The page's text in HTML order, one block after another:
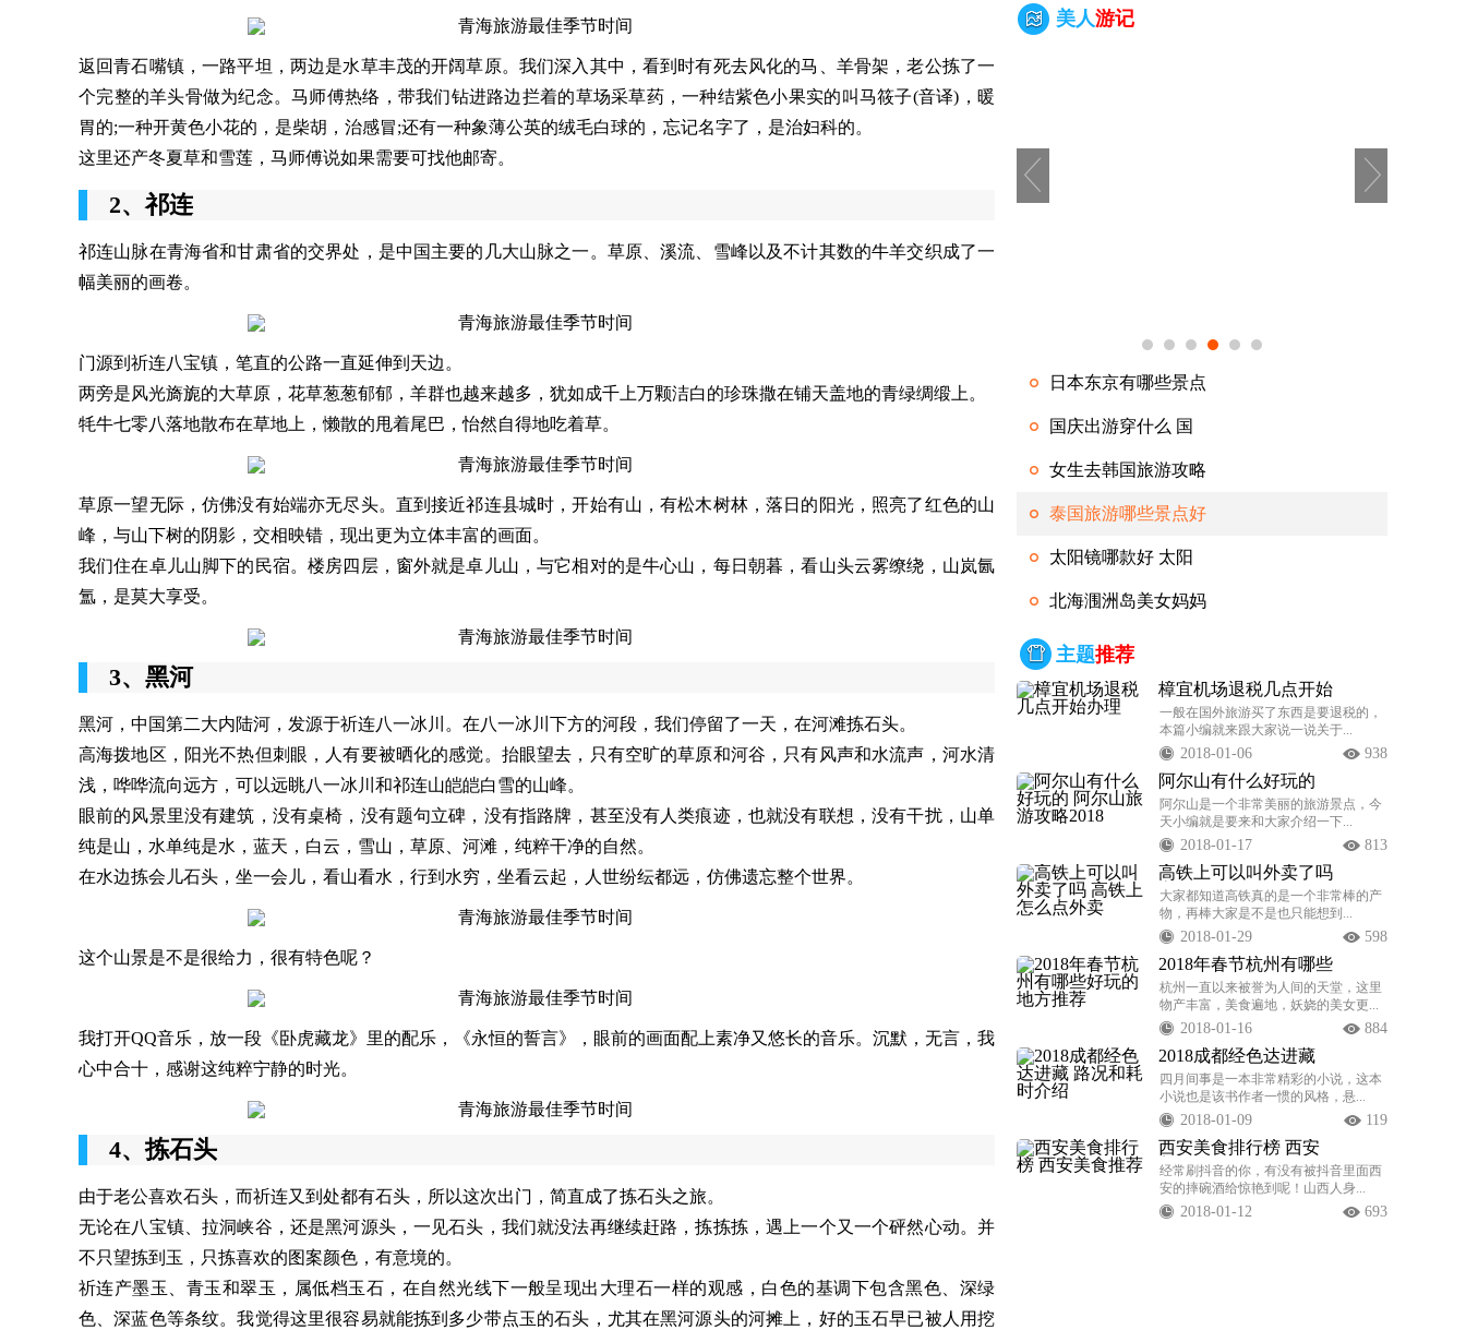
返回青石嘴镇，一路平坦，两边是水草丰茂的开阔草原。我们深入其中，看到时有死去风化的马、羊骨架，老公拣了一
个完整的羊头骨做为纪念。马师傅热络，带我们钻进路边拦着的草场采草药，一种结紫色小果实的叫马筱子(音译)，暖
胃的;一种开黄色小花的，是柴胡，治感冒;还有一种象薄公英的绒毛白球的，忘记名字了，是治妇科的。
这里还产冬夏草和雪莲，马师傅说如果需要可找他邮寄。
2、祁连
祁连山脉在青海省和甘肃省的交界处，是中国主要的几大山脉之一。草原、溪流、雪峰以及不计其数的牛羊交织成了一
幅美丽的画卷。
门源到祈连八宝镇，笔直的公路一直延伸到天边。
两旁是风光旖旎的大草原，花草葱葱郁郁，羊群也越来越多，犹如成千上万颗洁白的珍珠撒在铺天盖地的青绿绸缎上。
牦牛七零八落地散布在草地上，懒散的甩着尾巴，怡然自得地吃着草。
草原一望无际，仿佛没有始端亦无尽头。直到接近祁连县城时，开始有山，有松木树林，落日的阳光，照亮了红色的山
峰，与山下树的阴影，交相映错，现出更为立体丰富的画面。
我们住在卓儿山脚下的民宿。楼房四层，窗外就是卓儿山，与它相对的是牛心山，每日朝暮，看山头云雾缭绕，山岚氤
氲，是莫大享受。
3、黑河
黑河，中国第二大内陆河，发源于祈连八一冰川。在八一冰川下方的河段，我们停留了一天，在河滩拣石头。
高海拨地区，阳光不热但刺眼，人有要被晒化的感觉。抬眼望去，只有空旷的草原和河谷，只有风声和水流声，河水清
浅，哗哗流向远方，可以远眺八一冰川和祁连山皑皑白雪的山峰。
眼前的风景里没有建筑，没有桌椅，没有题句立碑，没有指路牌，甚至没有人类痕迹，也就没有联想，没有干扰，山单
纯是山，水单纯是水，蓝天，白云，雪山，草原、河滩，纯粹干净的自然。
在水边拣会儿石头，坐一会儿，看山看水，行到水穷，坐看云起，人世纷纭都远，仿佛遗忘整个世界。
这个山景是不是很给力，很有特色呢？
我打开QQ音乐，放一段《卧虎藏龙》里的配乐，《永恒的誓言》，眼前的画面配上素净又悠长的音乐。沉默，无言，我
心中合十，感谢这纯粹宁静的时光。
4、拣石头
由于老公喜欢石头，而祈连又到处都有石头，所以这次出门，简直成了拣石头之旅。
无论在八宝镇、拉洞峡谷，还是黑河源头，一见石头，我们就没法再继续赶路，拣拣拣，遇上一个又一个砰然心动。并
不只望拣到玉，只拣喜欢的图案颜色，有意境的。
祈连产墨玉、青玉和翠玉，属低档玉石，在自然光线下一般呈现出大理石一样的观感，白色的基调下包含黑色、深绿
色、深蓝色等条纹。我觉得这里很容易就能拣到多少带点玉的石头，尤其在黑河源头的河摊上，好的玉石早已被人用挖
美人游记
日本东京有哪些景点
国庆出游穿什么 国
女生去韩国旅游攻略
泰国旅游哪些景点好
太阳镜哪款好 太阳
北海涠洲岛美女妈妈
主题推荐
樟宜机场退税几点开始
办理
一般在国外旅游买了东西是要退税的，
本篇小编就来跟大家说一说关于...
2018-01-06 938
阿尔山有什么好玩的
阿尔
阿尔山是一个非常美丽的旅游景点，今
天小编就是要来和大家介绍一下...
2018-01-17 813
高铁上可以叫外卖了吗
高
大家都知道高铁真的是一个非常棒的产
物，再棒大家是不是也只能想到...
2018-01-29 598
2018年春节杭州有哪些
好玩
杭州一直以来被誉为人间的天堂，这里
物产丰富，美食遍地，妖娆的美女更...
2018-01-16 884
2018成都经色达进藏
路况
四月间事是一本非常精彩的小说，这本
小说也是该书作者一惯的风格，悬...
2018-01-09 119
西安美食排行榜 西安
美食
经常刷抖音的你，有没有被抖音里面西
安的摔碗酒给惊艳到呢！山西人身...
2018-01-12 693